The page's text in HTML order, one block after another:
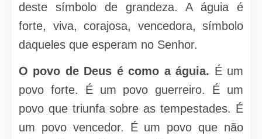
deste símbolo de grandeza. A águia é
forte, viva, corajosa, vencedora, símbolo
daqueles que esperam no Senhor.
O povo de Deus é como a águia. É um
povo forte. É um povo guerreiro. É um
povo que triunfa sobre as tempestades. É
um povo vencedor. É um povo que não